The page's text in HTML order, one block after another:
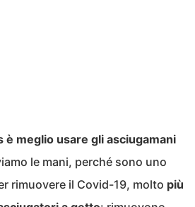
è meglio usare gli asciugamani
le mani, perché sono uno
rimuovere il Covid-19, molto più